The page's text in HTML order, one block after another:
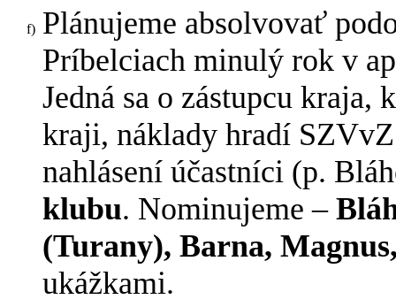
Plánujeme absolvovať
Príbelciach minulý rok v
Jedná sa o zástupcu
kraji, náklady hradí
nahlásení účastníci (p.
klubu. Nominujeme –
(Turany), Barna,
ukážkami.